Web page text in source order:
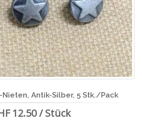
Antik-Silber, 5 Stk./Pack
12.50 / Stück